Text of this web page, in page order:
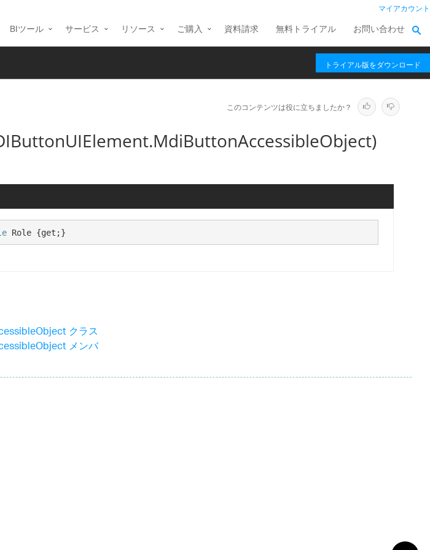
マイアカウント
BIツール サービス リソース ご購入 資料請求 無料トライアル お問い合わせ
トライアル版をダウンロード
このコンテンツは役に立ちましたか？
Role {get;}
クラス
メンバ